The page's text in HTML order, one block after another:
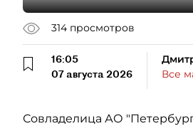
314 просмотров
16:05
07 августа 2026
Все
Совладелица АО